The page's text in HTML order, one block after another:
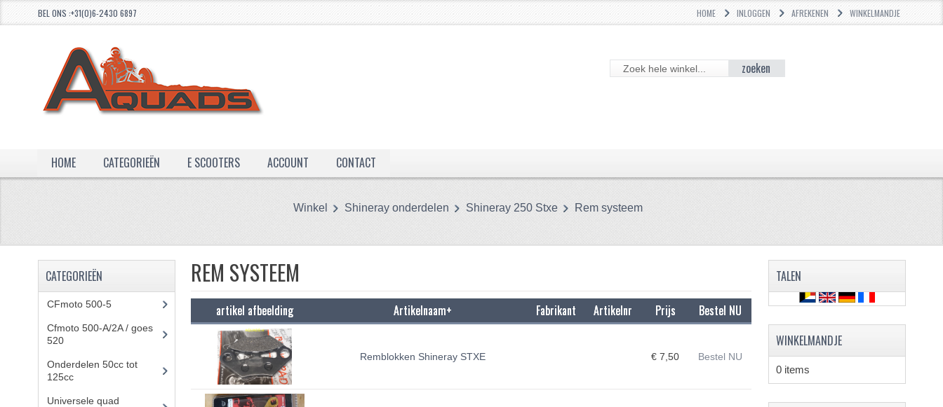
BEL ONS :+31(0)6-2430 6897 HOME INLOGGEN AFREKENEN WINKELMANDJE
zoeken
HOME CATEGORIEËN E SCOOTERS ACCOUNT CONTACT
Winkel Shineray onderdelen Shineray 250 Stxe Rem systeem
REM SYSTEEM
artikel afbeelding Artikelnaam+ Fabrikant Artikelnr Prijs Bestel NU
Remblokken Shineray STXE € 7,50 Bestel NU
CATEGORIEËN
CFmoto 500-5(5)
Cfmoto 500-A/2A / goes
520(347)
Onderdelen 50cc tot
125cc(49)
Universele quad
TALEN
WINKELMANDJE
0 items